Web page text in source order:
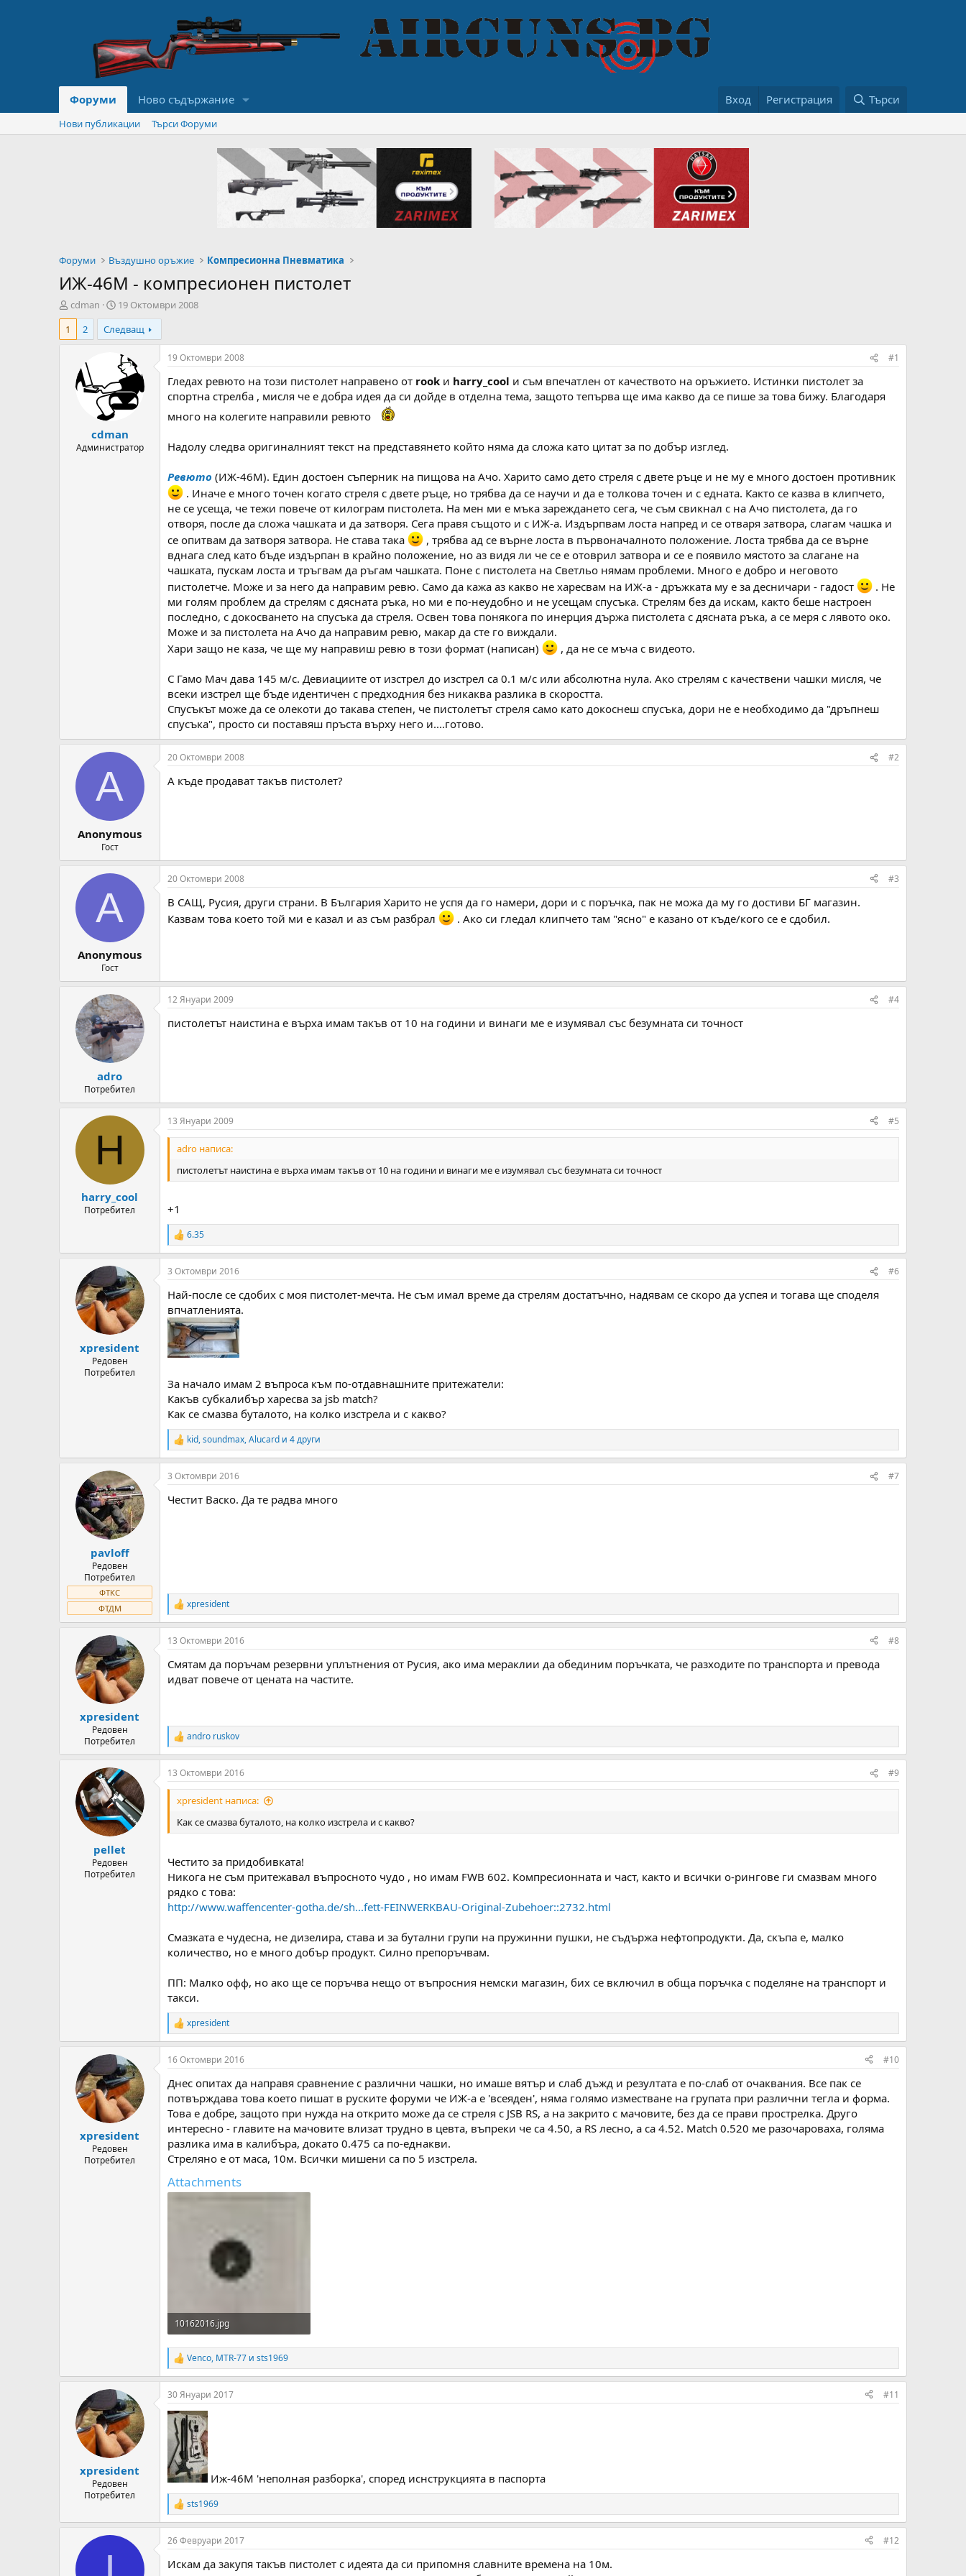
Форуми Ново съдържание Вход Регистрация Търси
Нови публикации Търси Форуми
Форуми Въздушно оръжие Компресионна Пневматика
ИЖ-46М - компресионен пистолет
А
в
о
cdman
Н
а
ч
а
л
н
а
Д
а
а
19 Октомври 2008
1
2 Следващ
cdman
Администратор
19 Октомври 2008 #1
Гледах ревюто на този пистолет направено от rook и harry_cool и съм впечатлен от качеството на оръжието. Истинки пистолет за
спортна стрелба , мисля че е добра идея да си дойде в отделна тема, защото тепърва ще има какво да се пише за това бижу. Благодаря
много на колегите направили ревюто
Надолу следва оригиналният текст на представянето който няма да сложа като цитат за по добър изглед.
Ревюто (ИЖ-46М). Един достоен съперник на пищова на Ачо. Харито само дето стреля с двете ръце и не му е много достоен противник
. Иначе е много точен когато стреля с двете ръце, но трябва да се научи и да е толкова точен и с едната. Както се казва в клипчето,
не се усеща, че тежи повече от килограм пистолета. На мен ми е мъка зареждането сега, че съм свикнал с на Ачо пистолета, да го
отворя, после да сложа чашката и да затворя. Сега правя същото и с ИЖ-а. Издърпвам лоста напред и се отваря затвора, слагам чашка и
се опитвам да затворя затвора. Не става така
, трябва ад се върне лоста в първоначалното положение. Лоста трябва да се върне
вднага след като бъде издърпан в крайно положение, но аз видя ли че се е отоврил затвора и се е появило мястото за слагане на
чашката, пускам лоста и тръгвам да ръгам чашката. Поне с пистолета на Светльо нямам проблеми. Много е добро и неговото
пистолетче. Може и за него да направим ревю. Само да кажа аз какво не харесвам на ИЖ-а - дръжката му е за десничари - гадост
. Не
ми голям проблем да стрелям с дясната ръка, но ми е по-неудобно и не усещам спусъка. Стрелям без да искам, както беше настроен
последно, с докосването на спусъка да стреля. Освен това понякога по инерция държа пистолета с дясната ръка, а се меря с лявото око.
Може и за пистолета на Ачо да направим ревю, макар да сте го виждали.
Хари защо не каза, че ще му направиш ревю в този формат (написан)
, да не се мъча с видеото.
С Гамо Мач дава 145 м/с. Девиациите от изстрел до изстрел са 0.1 м/с или абсолютна нула. Ако стрелям с качествени чашки мисля, че
всеки изстрел ще бъде идентичен с предходния без никаква разлика в скоростта.
Спусъкът може да се олекоти до такава степен, че пистолетът стреля само като докоснеш спусъка, дори не е необходимо да "дръпнеш
спусъка", просто си поставяш пръста върху него и....готово.
A
Anonymous
Гост
20 Октомври 2008 #2
А къде продават такъв пистолет?
A
Anonymous
Гост
20 Октомври 2008 #3
В САЩ, Русия, други страни. В България Харито не успя да го намери, дори и с поръчка, пак не можа да му го достиви БГ магазин.
Казвам това което той ми е казал и аз съм разбрал
. Ако си гледал клипчето там "ясно" е казано от къде/кого се е сдобил.
adro
Потребител
12 Януари 2009 #4
пистолетът наистина е върха имам такъв от 10 на години и винаги ме е изумявал със безумната си точност
H
harry_cool
Потребител
13 Януари 2009 #5
adro написа:
пистолетът наистина е върха имам такъв от 10 на години и винаги ме е изумявал със безумната си точност
+1
R
e
a
c
i
o
n
s
:
6.35
xpresident
Редовен
Потребител
3 Октомври 2016 #6
Най-после се сдобих с моя пистолет-мечта. Не съм имал време да стрелям достатъчно, надявам се скоро да успея и тогава ще споделя
впчатленията.
За начало имам 2 въпроса към по-отдавнашните притежатели:
Какъв субкалибър харесва за jsb match?
Как се смазва буталото, на колко изстрела и с какво?
R
e
a
c
i
kid,soundmax,Alucard и 4 други
pavloff
Редовен
Потребител
ФТКС
ФТДМ
3 Октомври 2016 #7
Честит Васко. Да те радва много
R
e
a
c
i
o
n
xpresident
xpresident
Редовен
Потребител
13 Октомври 2016 #8
Смятам да поръчам резервни уплътнения от Русия, ако има мераклии да обединим поръчката, че разходите по транспорта и превода
идват повече от цената на частите.
R
e
a
c
t
s
andro ruskov
pellet
Редовен
Потребител
13 Октомври 2016 #9
xpresident написа:
Как се смазва буталото, на колко изстрела и с какво?
Честито за придобивката!
Никога не съм притежавал въпросното чудо , но имам FWB 602. Компресионната и част, както и всички о-рингове ги смазвам много
рядко с това:
http://www.waffencenter-gotha.de/sh...fett-FEINWERKBAU-Original-Zubehoer::2732.html
Смазката е чудесна, не дизелира, става и за бутални групи на пружинни пушки, не съдържа нефтопродукти. Да, скъпа е, малко
количество, но е много добър продукт. Силно препоръчвам.
ПП: Малко офф, но ако ще се поръчва нещо от въпросния немски магазин, бих се включил в обща поръчка с поделяне на транспорт и
такси.
R
e
a
c
i
o
n
s
:
xpresident
xpresident
Редовен
Потребител
16 Октомври 2016 #10
Днес опитах да направя сравнение с различни чашки, но имаше вятър и слаб дъжд и резултата е по-слаб от очаквания. Все пак се
потвърждава това което пишат в руските форуми че ИЖ-а е 'всеяден', няма голямо изместване на групата при различни тегла и форма.
Това е добре, защото при нужда на открито може да се стреля с JSB RS, а на закрито с мачовите, без да се прави прострелка. Друго
интересно - главите на мачовите влизат трудно в цевта, въпреки че са 4.50, а RS лесно, а са 4.52. Match 0.520 ме разочароваха, голяма
разлика има в калибъра, докато 0.475 са по-еднакви.
Стреляно е от маса, 10м. Всички мишени са по 5 изстрела.
Attachments
10162016.jpg
167.1 KB · Прегледи: 140
R
e
a
c
t
i
o
n
s
:
Venco, MTR-77 и sts1969
xpresident
Редовен
Потребител
30 Януари 2017 #11
Иж-46М 'неполная разборка', според иснструкцията в паспорта
R
e
a
c
i
sts1969
26 Февруари 2017 #12
Искам да закупя такъв пистолет с идеята да си припомня славните времена на 10м.